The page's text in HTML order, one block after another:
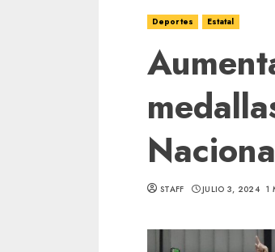
Deportes Estatal
STAFF JULIO 3, 2024 1